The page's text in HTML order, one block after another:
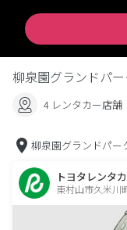
柳泉園グランドパ
4 レンタカー店舗
柳泉園グランドパー
トヨタレンタ
東村山市久米川